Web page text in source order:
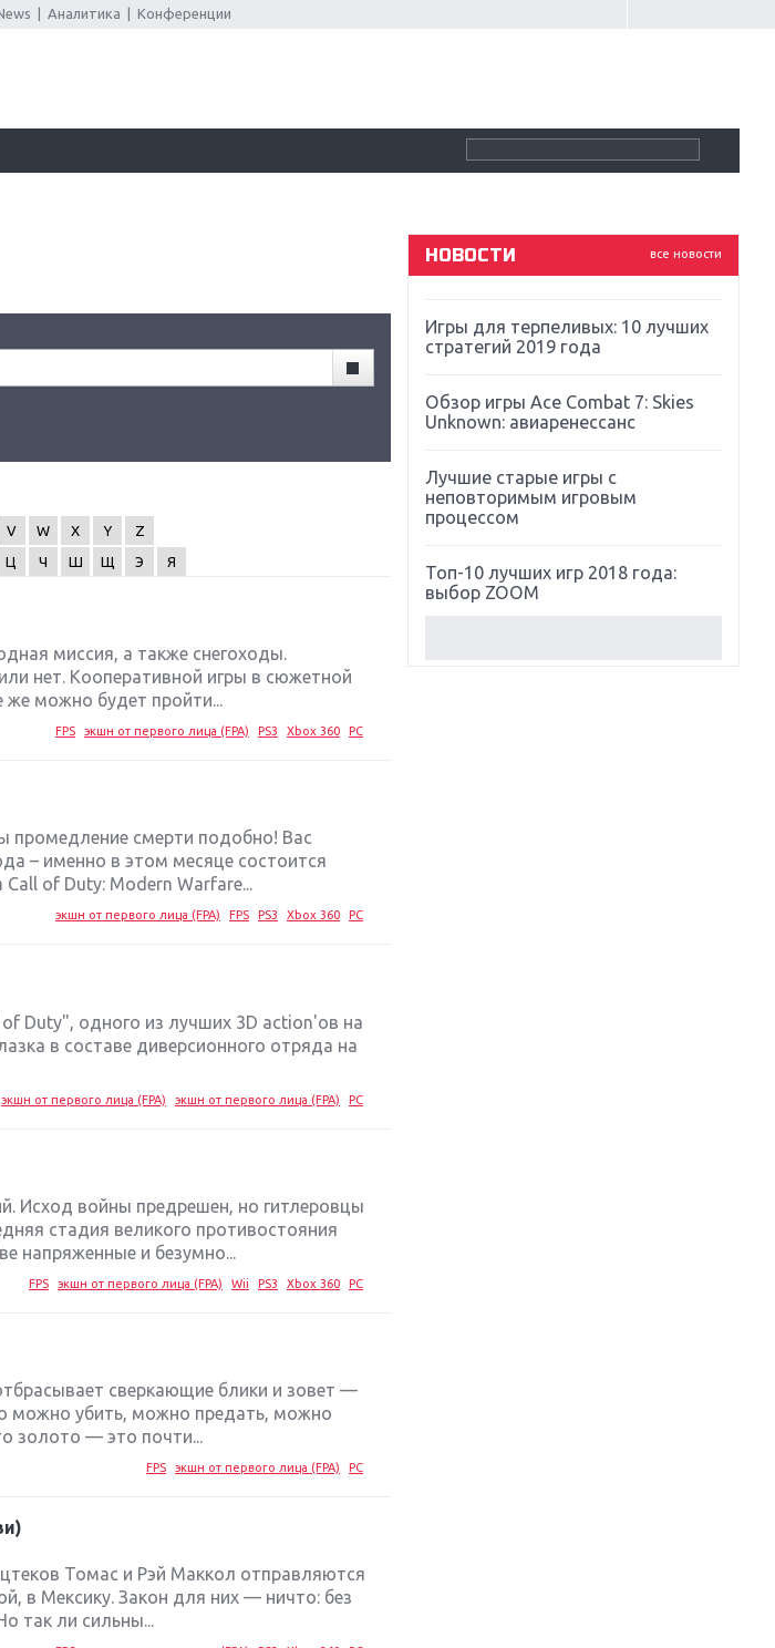
Аналитика Конференции
V W X Y
Z
Ц Ч Ш Щ Э Я
миссия, а также снегоходы.
нет. Кооперативной игры в сюжетной
же можно будет пройти...
FPS экшн от первого лица (FPA) PS3 Xbox 360 PC
промедление смерти подобно! Вас
– именно в этом месяце состоится
of Duty: Modern Warfare...
экшн от первого лица (FPA) FPS PS3 Xbox 360 PC
Duty", одного из лучших 3D action'ов на
в составе диверсионного отряда на
экшн от первого лица (FPA) экшн от первого лица (FPA) PC
Исход войны предрешен, но гитлеровцы
стадия великого противостояния
напряженные и безумно...
FPS экшн от первого лица (FPA) Wii PS3 Xbox 360 PC
сверкающие блики и зовет —
можно убить, можно предать, можно
золото — это почти...
FPS экшн от первого лица (FPA) PC
Томас и Рэй Маккол отправляются
в Мексику. Закон для них — ничто: без
так ли сильны...
все новости
НОВОСТИ
Souls
Far Cry 5: хвалить нельзя ругать
Игры для терпеливых: 10 лучших
стратегий 2019 года
Обзор игры Ace Combat 7: Skies
Unknown: авиаренессанс
Лучшие старые игры с
неповторимым игровым
процессом
Топ-10 лучших игр 2018 года:
выбор ZOOM